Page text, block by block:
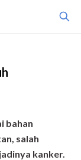
bahan
salah
kanker.